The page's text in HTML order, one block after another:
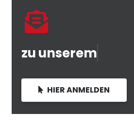
zu unserem
HIER ANMELDEN